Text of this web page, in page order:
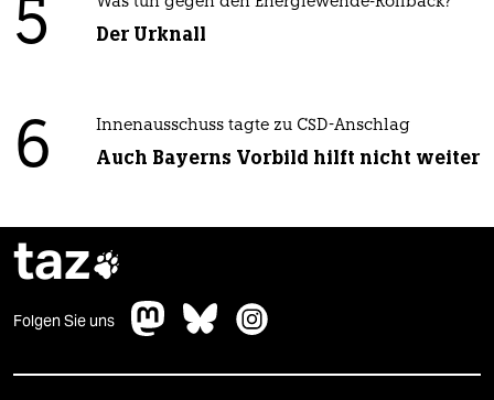
5 Der Urknall
6 Innenausschuss tagte zu CSD-Anschlag
Auch Bayerns Vorbild hilft nicht weiter
taz
Folgen Sie uns